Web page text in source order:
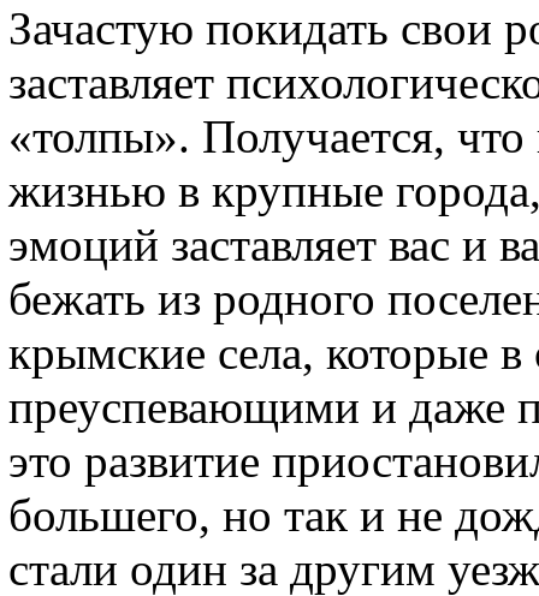
Зачастую покидать свои
заставляет
«толпы». Получается,
жизнью в крупные
эмоций заставляет вас и
бежать из родного
крымские села, которые
преуспевающими и даже
это развитие
большего, но так и не
стали один за другим